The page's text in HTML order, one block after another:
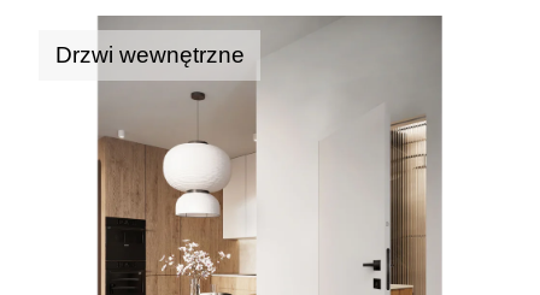
Drzwi wewnętrzne